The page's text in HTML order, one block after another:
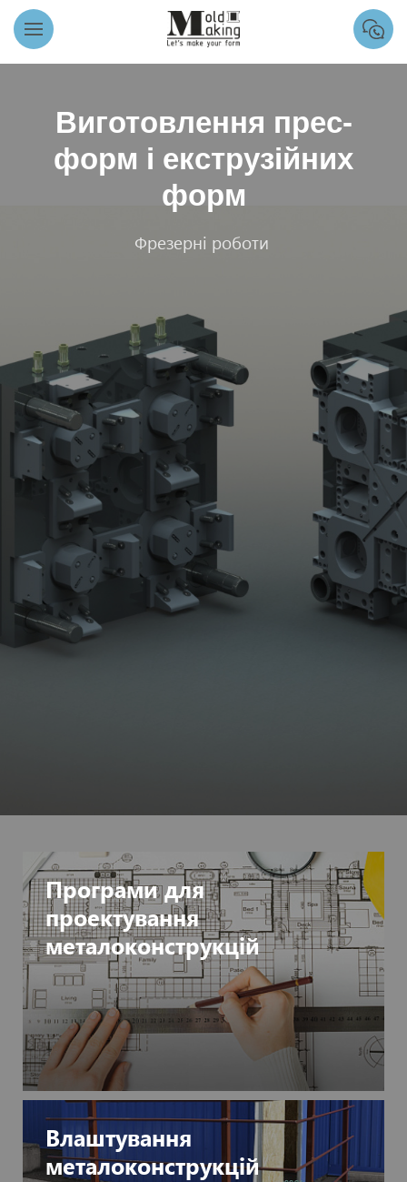
Виготовлення прес-
форм і екструзійних
форм
Фрезерні роботи
Програми для
проектування
металоконструкцій
Влаштування
металоконструкцій